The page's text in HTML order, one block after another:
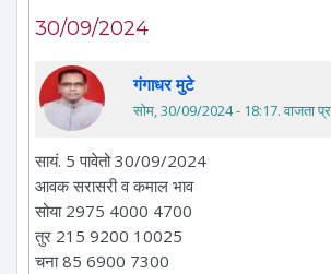
30/09/2024
गंगाधर मुटे
सोम, 30/09/2024 - 18:17. वाजता
सायं. 5 पावेतो 30/09/2024
आवक सरासरी व कमाल भाव
सोया 2975 4000 4700
तुर 215 9200 10025
चना 85 6900 7300